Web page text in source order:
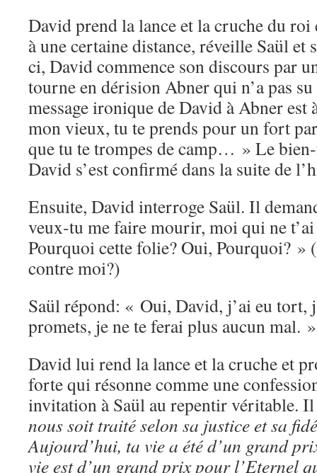
David prend la lance et la cruche du roi
à une certaine distance, réveille Saül et
ci, David commence son discours par
tourne en dérision Abner qui n’a pas
message ironique de David à Abner
mon vieux, tu te prends pour un fort
que tu te trompes de camp… » Le
David s’est confirmé dans la suite de
Ensuite, David interroge Saül. Il
veux-tu me faire mourir, moi qui ne
Pourquoi cette folie? Oui, Pourquoi? »
contre moi?)
Saül répond: « Oui, David, j’ai eu tort,
promets, je ne te ferai plus aucun mal. »
David lui rend la lance et la cruche et
forte qui résonne comme une
invitation à Saül au repentir véritable.
nous soit traité selon sa justice et sa
Aujourd’hui, ta vie a été d’un grand
vie est d’un grand prix pour l’Eternel